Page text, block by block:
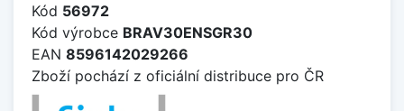
Kód 56972
Kód výrobce BRAV30ENSGR30
EAN 8596142029266
Zboží pochází z oficiální distribuce pro ČR